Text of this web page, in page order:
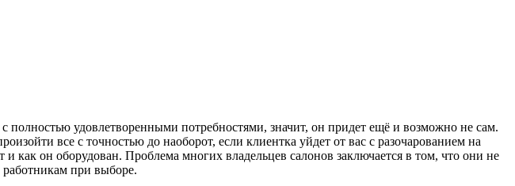
полностью удовлетворенными потребностями, значит, он придет ещё и возможно не сам.
все с точностью до наоборот, если клиентка уйдет от вас с разочарованием на
как он оборудован. Проблема многих владельцев салонов заключается в том, что они не
работникам при выборе.